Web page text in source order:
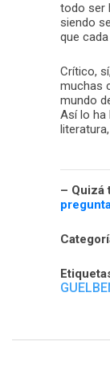
todo ser
siendo
que
Crítico,
muchas
mundo
Así lo ha
– Quizá